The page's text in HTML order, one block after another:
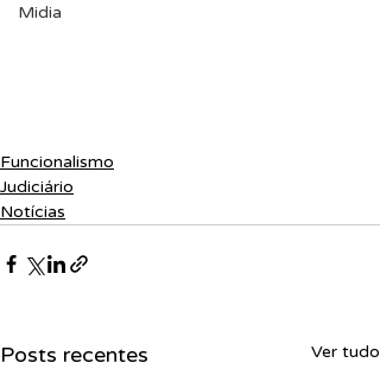
Midia
Funcionalismo
Judiciário
Notícias
Posts recentes Ver tudo